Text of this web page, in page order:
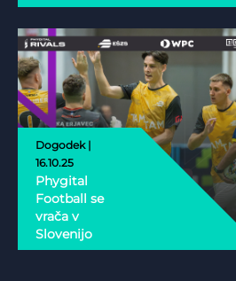
Phygital
Dogodek |
16.10.25
Phygital
Football se
vrača v
Slovenijo